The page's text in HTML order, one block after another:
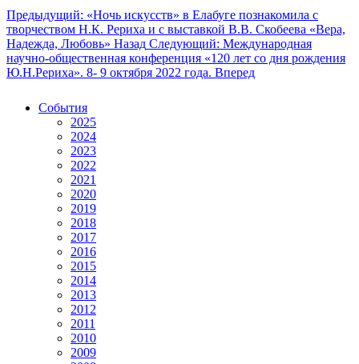
Предыдущий: «Ночь искусств» в Елабуге познакомила с
творчеством Н.К. Рериха и с выставкой В.В. Скобеева «Вера,
Надежда, Любовь» Назад Следующий: Международная
научно-общественная конференция «120 лет со дня рождения
Ю.Н.Рериха». 8- 9 октября 2022 года. Вперед
События
2025
2024
2023
2022
2021
2020
2019
2018
2017
2016
2015
2014
2013
2012
2011
2010
2009